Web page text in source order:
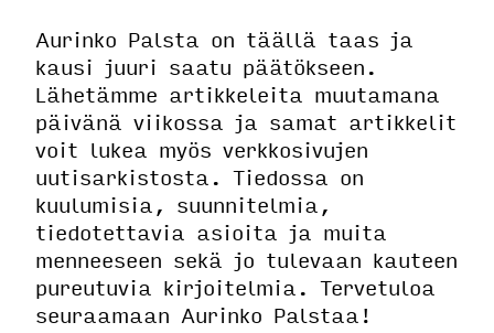
Aurinko Palsta on täällä taas ja
kausi juuri saatu päätökseen.
Lähetämme artikkeleita muutamana
päivänä viikossa ja samat artikkelit
voit lukea myös verkkosivujen
uutisarkistosta. Tiedossa on
kuulumisia, suunnitelmia,
tiedotettavia asioita ja muita
menneeseen sekä jo tulevaan kauteen
pureutuvia kirjoitelmia. Tervetuloa
seuraamaan Aurinko Palstaa!